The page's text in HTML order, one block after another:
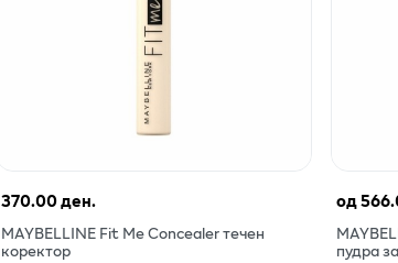
370.00 ден.
MAYBELLINE Fit Me Concealer течен
коректор
од
пудра